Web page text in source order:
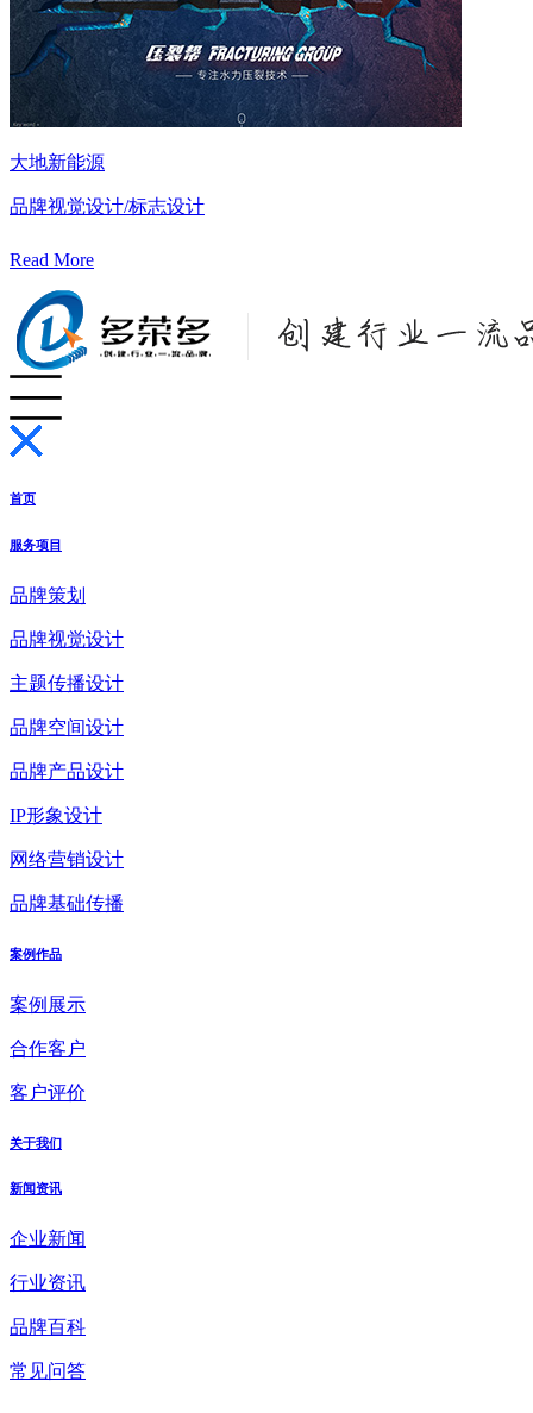
大地新能源
品牌视觉设计/标志设计
Read More
首页
服务项目
品牌策划
品牌视觉设计
主题传播设计
品牌空间设计
品牌产品设计
IP形象设计
网络营销设计
品牌基础传播
案例作品
案例展示
合作客户
客户评价
关于我们
新闻资讯
企业新闻
行业资讯
品牌百科
常见问答